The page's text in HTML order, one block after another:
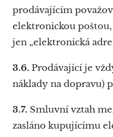
prodávajícím
elektronickou
jen „elektronická
3.6. Prodávající je
náklady na dopravu)
3.7. Smluvní vztah
zasláno kupujícímu